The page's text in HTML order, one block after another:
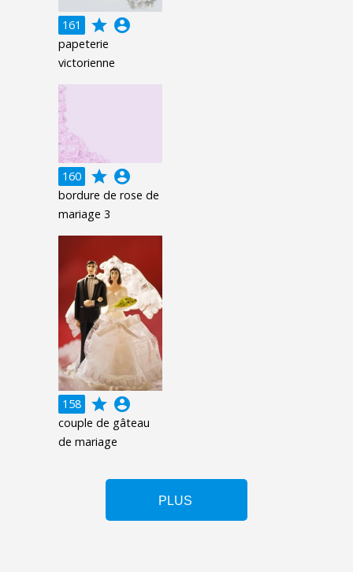
161 grade account_circle
papeterie
victorienne
160 grade account_circle
bordure de rose de
mariage 3
158 grade account_circle
couple de gâteau
de mariage